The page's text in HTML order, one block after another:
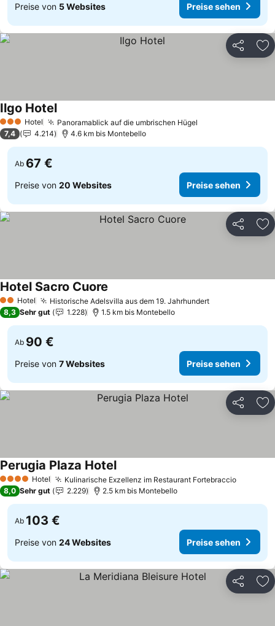
Preise von 5 Websites Preise sehen
Teilen
3 SterneHotel Panoramablick auf die umbrischen Hügel
Ilgo Hotel
7,4 4.214 4.6 km bis Montebello
Ab 67 €
Preise von 20 Websites Preise sehen
Teilen
2 Sterne
Hotel Historische Adelsvilla aus dem 19. Jahrhundert
Hotel Sacro Cuore
8,3 Sehr gut 1.228 1.5 km bis Montebello
Ab 90 €
Preise von 7 Websites Preise sehen
Teilen
4 Sterne Hotel Kulinarische Exzellenz im Restaurant Fortebraccio
Perugia Plaza Hotel
8,0 Sehr gut 2.229 2.5 km bis Montebello
Ab 103 €
Preise von 24 Websites Preise sehen
Teilen